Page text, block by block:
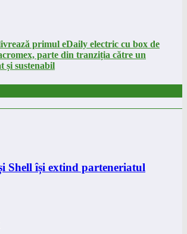
primul eDaily electric cu box de
parte din tranziția către un
și sustenabil
Shell își extind parteneriatul